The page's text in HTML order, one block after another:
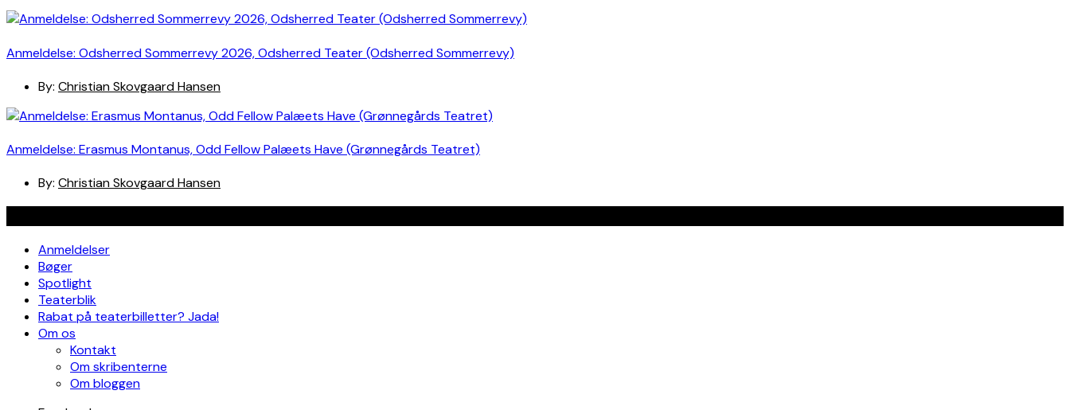
Anmeldelse: Odsherred Sommerrevy 2026, Odsherred Teater (Odsherred Sommerrevy)
By: Christian Skovgaard Hansen
Anmeldelse: Erasmus Montanus, Odd Fellow Palæets Have (Grønnegårds Teatret)
By: Christian Skovgaard Hansen
Anmeldelser
Bøger
Spotlight
Teaterblik
Rabat på teaterbilletter? Jada!
Om os
Kontakt
Om skribenterne
Om bloggen